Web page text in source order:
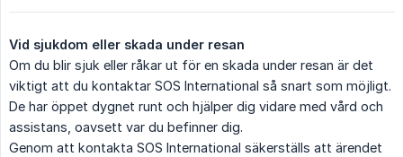
Vid sjukdom eller skada under resan
Om du blir sjuk eller råkar ut för en skada under resan är det
viktigt att du kontaktar SOS International så snart som möjligt.
De har öppet dygnet runt och hjälper dig vidare med vård och
assistans, oavsett var du befinner dig.
Genom att kontakta SOS International säkerställs att ärendet